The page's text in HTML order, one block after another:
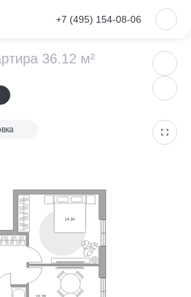
+7 (495) 154-08-06
36.12 м²
VKontakte
14.34
10.78